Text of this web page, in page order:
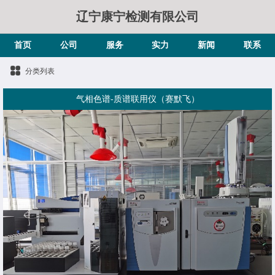
辽宁康宁检测有限公司
首页 公司 服务 实力 新闻 联系
分类列表
气相色谱-质谱联用仪（赛默飞）